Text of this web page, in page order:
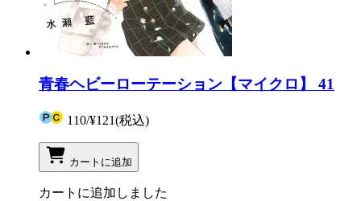
青春ヘビーローテーション【マイクロ】 41
110/¥121(税込)
カートに追加
カートに追加しました